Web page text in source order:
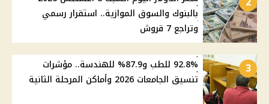
بالبنوك والسوق الموازية.. استقرار رسمي
وتراجع 7 قروش
3
92.8% للطب و87.9% للهندسة.. مؤشرات
تنسيق الجامعات 2026 وأماكن المرحلة الثانية